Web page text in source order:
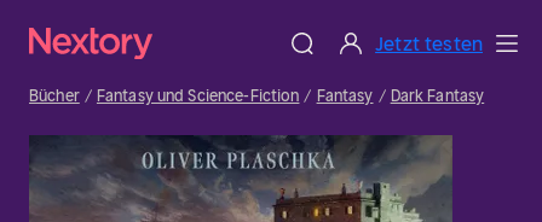
Jetzt testen
Bücher Fantasy und Science-Fiction Fantasy Dark Fantasy